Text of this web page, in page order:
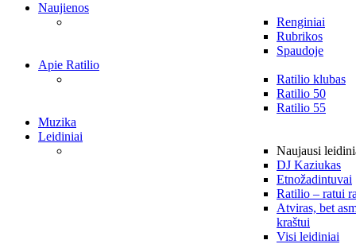
Naujienos
Renginiai
Rubrikos
Spaudoje
Apie Ratilio
Ratilio klubas
Ratilio 50
Ratilio 55
Muzika
Leidiniai
Naujausi
DJ Kaziukas
Etnožadintuvai
Ratilio – ratui
Atviras, bet
kraštui
Visi leidiniai